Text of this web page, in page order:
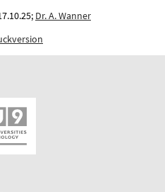
Dr. A. Wanner